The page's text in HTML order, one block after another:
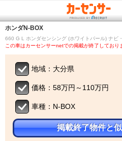
ホンダN-BOX
660 G L ホンダセンシング (ホワイトパール) ナビ
この車はカーセンサーnetでの掲載が終了しており
地域：大分県
価格：58万円～110万円
車種：N-BOX
掲載終了物件と